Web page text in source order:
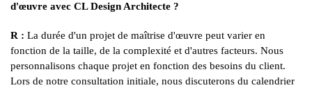
d'œuvre avec CL Design Architecte ?
R : La durée d'un projet de maîtrise d'œuvre peut varier en
fonction de la taille, de la complexité et d'autres facteurs. Nous
personnalisons chaque projet en fonction des besoins du client.
Lors de notre consultation initiale, nous discuterons du calendrier